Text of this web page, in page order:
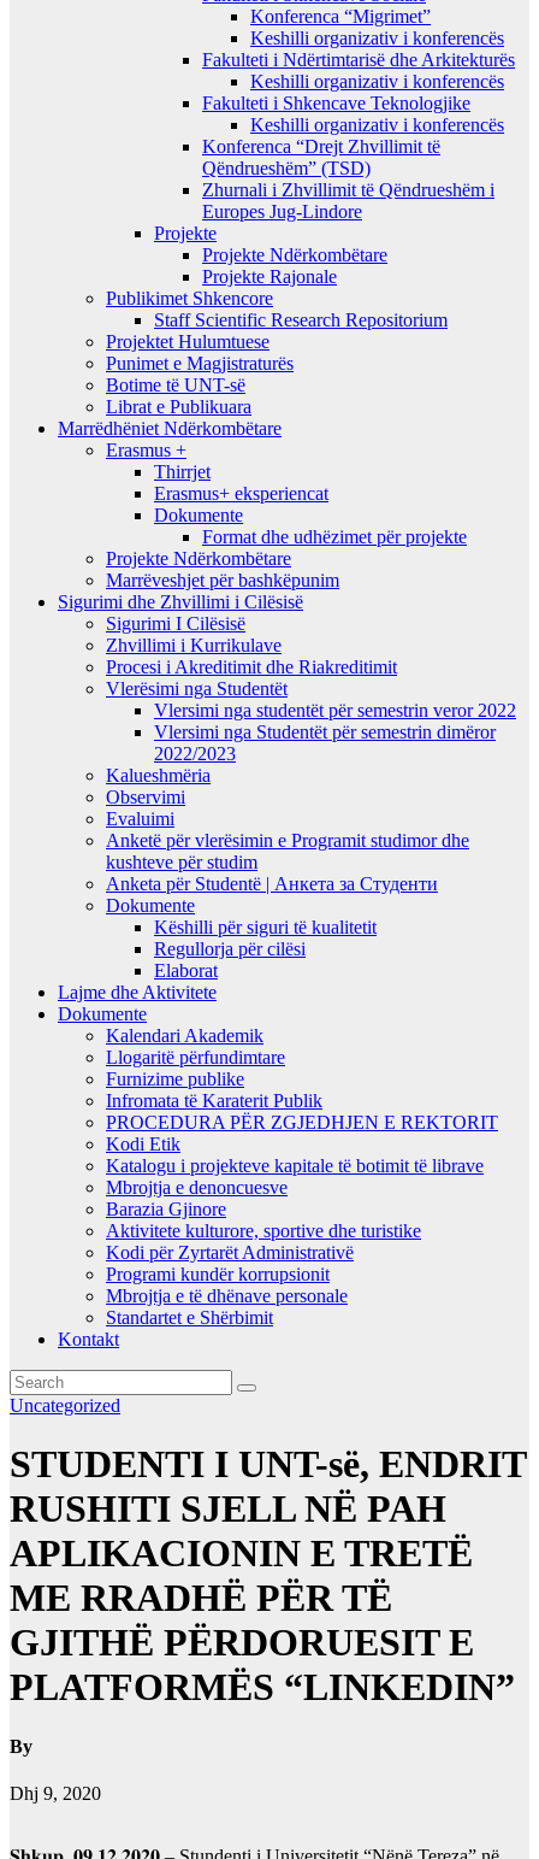
Konferenca “Migrimet”
Keshilli organizativ i konferencës
Fakulteti i Ndërtimtarisë dhe Arkitekturës
Keshilli organizativ i konferencës
Fakulteti i Shkencave Teknologjike
Keshilli organizativ i konferencës
Konferenca “Drejt Zhvillimit të
Qëndrueshëm” (TSD)
Zhurnali i Zhvillimit të Qëndrueshëm i
Europes Jug-Lindore
Projekte
Projekte Ndërkombëtare
Projekte Rajonale
Publikimet Shkencore
Staff Scientific Research Repositorium
Projektet Hulumtuese
Punimet e Magjistraturës
Botime të UNT-së
Librat e Publikuara
Marrëdhëniet Ndërkombëtare
Erasmus +
Thirrjet
Erasmus+ eksperiencat
Dokumente
Format dhe udhëzimet për projekte
Projekte Ndërkombëtare
Marrëveshjet për bashkëpunim
Sigurimi dhe Zhvillimi i Cilësisë
Sigurimi I Cilësisë
Zhvillimi i Kurrikulave
Procesi i Akreditimit dhe Riakreditimit
Vlerësimi nga Studentët
Vlersimi nga studentët për semestrin veror 2022
Vlersimi nga Studentët për semestrin dimëror
2022/2023
Kalueshmëria
Observimi
Evaluimi
Anketë për vlerësimin e Programit studimor dhe
kushteve për studim
Anketa për Studentë | Анкета за Студенти
Dokumente
Këshilli për siguri të kualitetit
Regullorja për cilësi
Elaborat
Lajme dhe Aktivitete
Dokumente
Kalendari Akademik
Llogaritë përfundimtare
Furnizime publike
Infromata të Karaterit Publik
PROCEDURA PËR ZGJEDHJEN E REKTORIT
Kodi Etik
Katalogu i projekteve kapitale të botimit të librave
Mbrojtja e denoncuesve
Barazia Gjinore
Aktivitete kulturore, sportive dhe turistike
Kodi për Zyrtarët Administrativë
Programi kundër korrupsionit
Mbrojtja e të dhënave personale
Standartet e Shërbimit
Kontakt
Uncategorized
STUDENTI I UNT-së, ENDRIT
RUSHITI SJELL NË PAH
APLIKACIONIN E TRETË
ME RRADHË PËR TË
GJITHË PËRDORUESIT E
PLATFORMËS “LINKEDIN”
By
Dhj 9, 2020